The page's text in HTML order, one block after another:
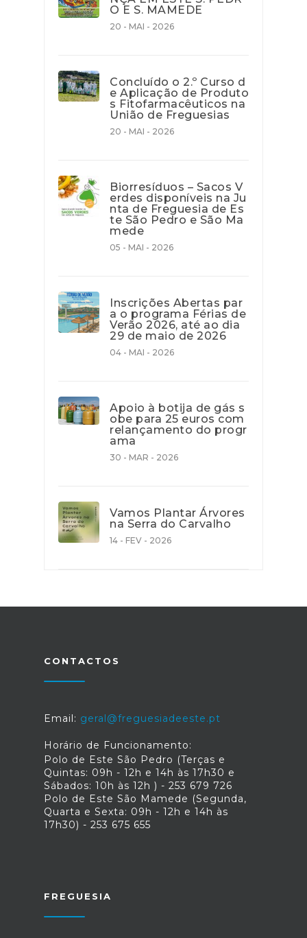
O E S. MAMEDE
20 - MAI - 2026
Concluído o 2.º Curso d
e Aplicação de Produto
s Fitofarmacêuticos na
União de Freguesias
20 - MAI - 2026
Biorresíduos – Sacos V
erdes disponíveis na Ju
nta de Freguesia de Es
te São Pedro e São Ma
mede
05 - MAI - 2026
Inscrições Abertas par
a o programa Férias de
Verão 2026, até ao dia
29 de maio de 2026
04 - MAI - 2026
Apoio à botija de gás s
obe para 25 euros com
relançamento do progr
ama
30 - MAR - 2026
Vamos Plantar Árvores
na Serra do Carvalho
14 - FEV - 2026
CONTACTOS
Email: geral@freguesiadeeste.pt
Horário de Funcionamento:
Polo de Este São Pedro (Terças e
Quintas: 09h - 12h e 14h às 17h30 e
Sábados: 10h às 12h ) - 253 679 726
Polo de Este São Mamede (Segunda,
Quarta e Sexta: 09h - 12h e 14h às
17h30) - 253 675 655
FREGUESIA